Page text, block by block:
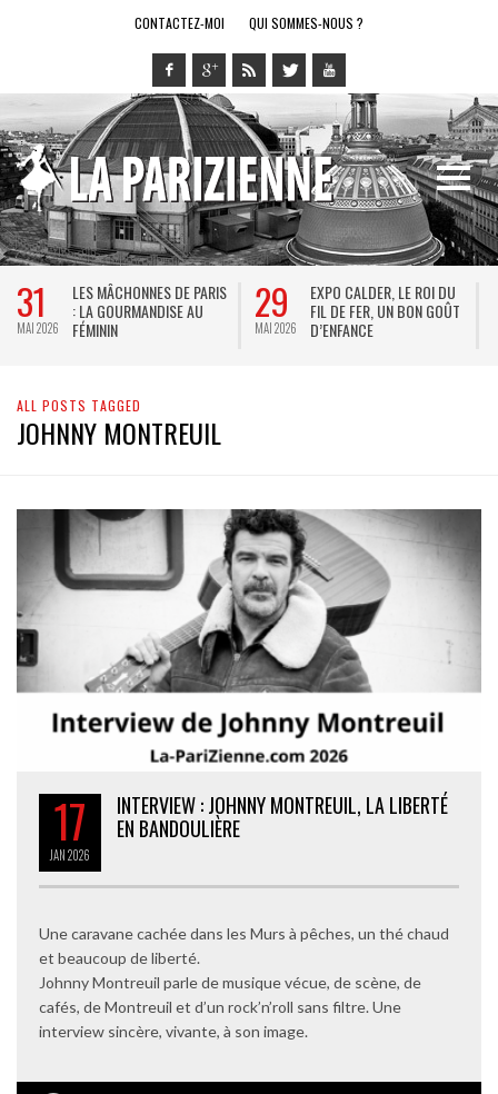
CONTACTEZ-MOI QUI SOMMES-NOUS ?
31
MAI 2026
LES MÂCHONNES DE PARIS
: LA GOURMANDISE AU
FÉMININ
29
MAI 2026
EXPO CALDER, LE ROI DU
FIL DE FER, UN BON GOÛT
D’ENFANCE
ALL POSTS TAGGED
JOHNNY MONTREUIL
17
JAN2026
INTERVIEW : JOHNNY MONTREUIL, LA LIBERTÉ
EN BANDOULIÈRE
Une caravane cachée dans les Murs à pêches, un thé chaud
et beaucoup de liberté.
Johnny Montreuil parle de musique vécue, de scène, de
cafés, de Montreuil et d’un rock’n’roll sans filtre. Une
interview sincère, vivante, à son image.